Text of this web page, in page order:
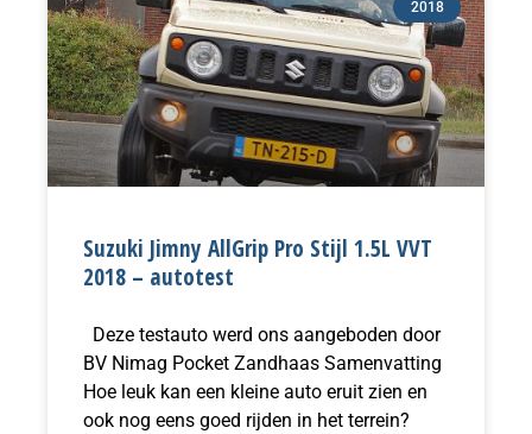
2018
Suzuki Jimny AllGrip Pro Stijl 1.5L VVT
2018 – autotest
Deze testauto werd ons aangeboden door
BV Nimag Pocket Zandhaas Samenvatting
Hoe leuk kan een kleine auto eruit zien en
ook nog eens goed rijden in het terrein?